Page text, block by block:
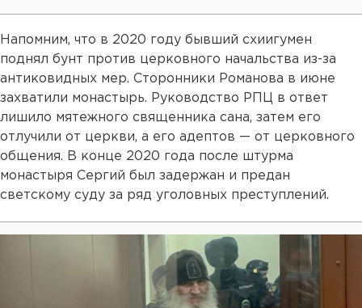
Напомним, что в 2020 году бывший схиигумен
поднял бунт против церковного начальства из-за
антиковидных мер. Сторонники Романова в июне
захватили монастырь. Руководство РПЦ в ответ
лишило мятежного священника сана, затем его
отлучили от церкви, а его адептов — от церковного
общения. В конце 2020 года после штурма
монастыря Сергий был задержан и предан
светскому суду за ряд уголовных преступлений.